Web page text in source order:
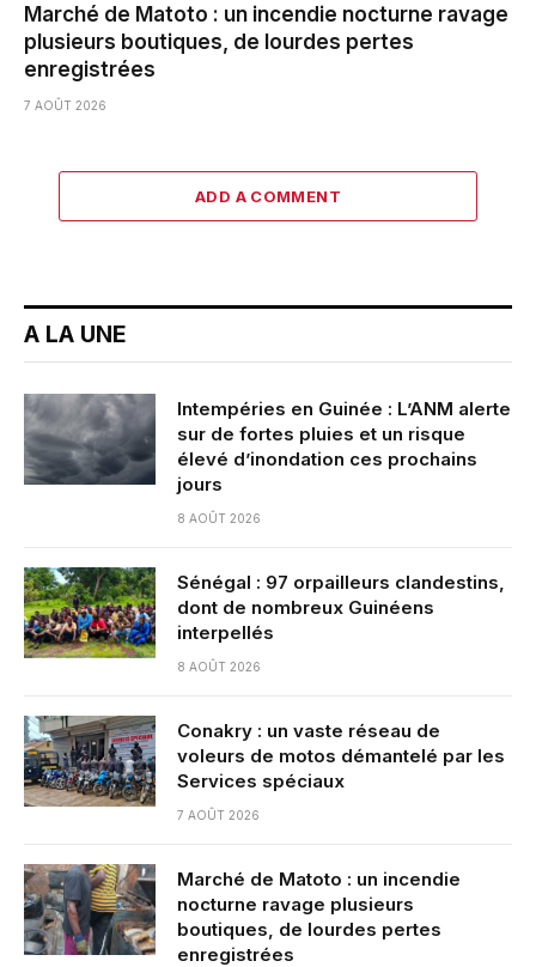
Marché de Matoto : un incendie nocturne ravage
plusieurs boutiques, de lourdes pertes
enregistrées
7 AOÛT 2026
ADD A COMMENT
A LA UNE
Intempéries en Guinée : L’ANM alerte
sur de fortes pluies et un risque
élevé d’inondation ces prochains
jours
8 AOÛT 2026
Sénégal : 97 orpailleurs clandestins,
dont de nombreux Guinéens
interpellés
8 AOÛT 2026
Conakry : un vaste réseau de
voleurs de motos démantelé par les
Services spéciaux
7 AOÛT 2026
Marché de Matoto : un incendie
nocturne ravage plusieurs
boutiques, de lourdes pertes
enregistrées